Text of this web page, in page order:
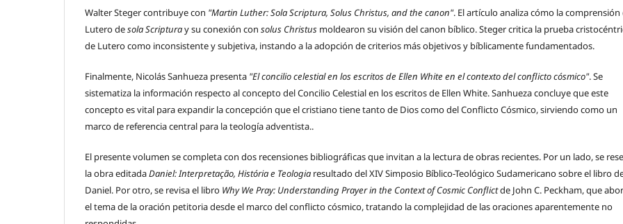
Walter Steger contribuye con "Martin Luther: Sola Scriptura, Solus Christus, and the canon". El artículo analiza cómo la comprensión
Lutero desola Scripturay su conexión con solus Christus moldearon su visión del canon bíblico. Steger critica la prueba
de Lutero como inconsistente y subjetiva, instando a la adopción de criterios más objetivos y bíblicamente fundamentados.
Finalmente, Nicolás Sanhueza presenta "El concilio celestial en los escritos de Ellen White en el contexto del conflicto cósmico". Se
sistematiza la información respecto al concepto del Concilio Celestial en los escritos de Ellen White. Sanhueza concluye que este
concepto es vital para expandir la concepción que el cristiano tiene tanto de Dios como del Conflicto Cósmico, sirviendo como un
marco de referencia central para la teología adventista..
El presente volumen se completa con dos recensiones bibliográficas que invitan a la lectura de obras recientes. Por un lado, se
la obra editadaDaniel: Interpretação, História e Teologia resultado del XIV Simposio Bíblico-Teológico Sudamericano sobre el libro
Daniel. Por otro, se revisa el libro Why We Pray: Understanding Prayer in the Context of Cosmic Conflictde John C. Peckham, que
el tema de la oración petitoria desde el marco del conflicto cósmico, tratando la complejidad de las oraciones aparentemente no